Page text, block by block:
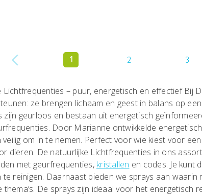
1 2 3
Lichtfrequenties – puur, energetisch en effectief Bij
ze brengen lichaam en geest in balans op
geurloos en bestaan uit energetisch
Door Marianne ontwikkelde
veilig om in te nemen. Perfect voor wie kiest voor
dieren. De natuurlijke Lichtfrequenties in ons
met geurfrequenties, kristallen en codes. Je kunt
reinigen. Daarnaast bieden we sprays aan
De sprays zijn ideaal voor het energetisch